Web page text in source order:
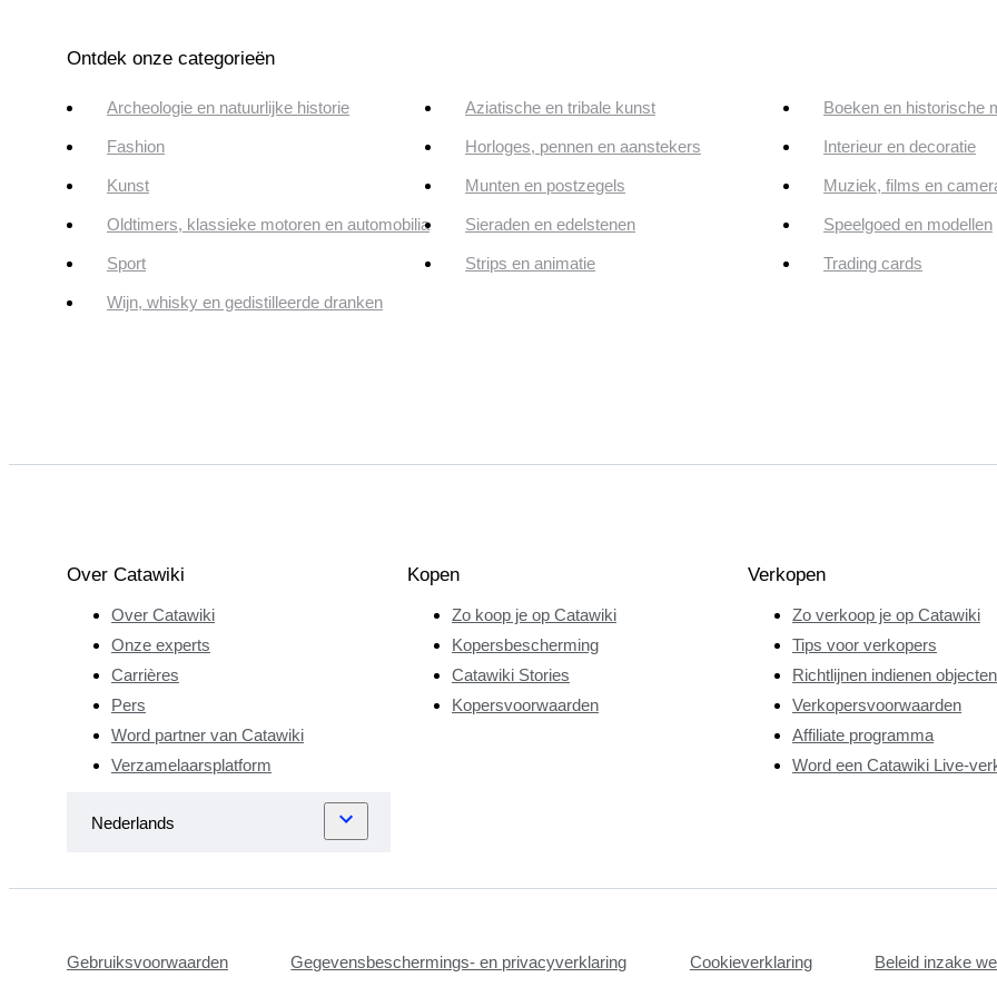
Ontdek onze categorieën
Archeologie en natuurlijke historie Aziatische en tribale kunst Boeken en historische
Fashion Horloges, pennen en aanstekers Interieur en decoratie
Kunst Munten en postzegels Muziek, films en
Oldtimers, klassieke motoren en automobilia Sieraden en edelstenen Speelgoed en modellen
Sport Strips en animatie Trading cards
Wijn, whisky en gedistilleerde dranken
Over Catawiki
Over Catawiki
Onze experts
Carrières
Pers
Word partner van Catawiki
Verzamelaarsplatform
Kopen
Zo koop je op Catawiki
Kopersbescherming
Catawiki Stories
Kopersvoorwaarden
Verkopen
Zo verkoop je op Catawiki
Tips voor verkopers
Richtlijnen indienen objecten
Verkopersvoorwaarden
Affiliate programma
Word een Catawiki Live-
Gebruiksvoorwaarden Gegevensbeschermings- en privacyverklaring Cookieverklaring Beleid inzake